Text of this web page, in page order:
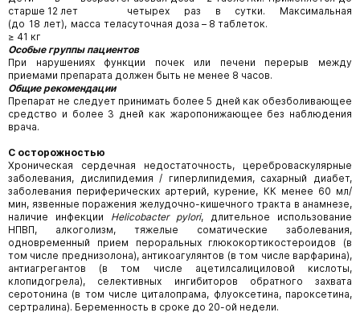
старше 12 лет
(до 18 лет), масса тела
≥ 41 кг
четырех раз в сутки. Максимальная
суточная доза – 8 таблеток.
Особые группы пациентов
При нарушениях функции почек или печени перерыв между
приемами препарата должен быть не менее 8 часов.
Общие рекомендации
Препарат не следует принимать более 5 дней как обезболивающее
средство и более 3 дней как жаропонижающее без наблюдения
врача.
С осторожностью
Хроническая сердечная недостаточность, цереброваскулярные
заболевания, дислипидемия / гиперлипидемия, сахарный диабет,
заболевания периферических артерий, курение, КК менее 60 мл/
мин, язвенные поражения желудочно-кишечного тракта в анамнезе,
наличие инфекции Helicobacter pylori, длительное использование
НПВП, алкоголизм, тяжелые соматические заболевания,
одновременный прием пероральных глюкокортикостероидов (в
том числе преднизолона), антикоагулянтов (в том числе варфарина),
антиагрегантов (в том числе ацетилсалициловой кислоты,
клопидогрела), селективных ингибиторов обратного захвата
серотонина (в том числе циталопрама, флуоксетина, пароксетина,
сертралина). Беременность в сроке до 20-ой недели.